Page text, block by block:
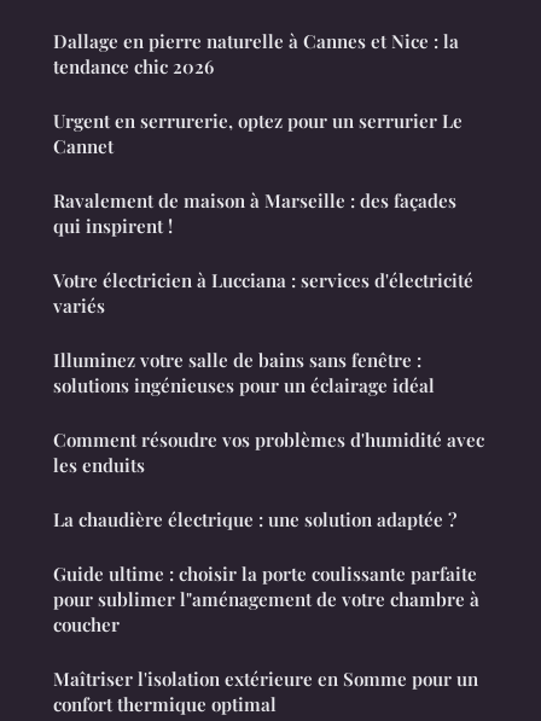
Dallage en pierre naturelle à Cannes et Nice : la
tendance chic 2026
Urgent en serrurerie, optez pour un serrurier Le
Cannet
Ravalement de maison à Marseille : des façades
qui inspirent !
Votre électricien à Lucciana : services d'électricité
variés
Illuminez votre salle de bains sans fenêtre :
solutions ingénieuses pour un éclairage idéal
Comment résoudre vos problèmes d'humidité avec
les enduits
La chaudière électrique : une solution adaptée ?
Guide ultime : choisir la porte coulissante parfaite
pour sublimer l"aménagement de votre chambre à
coucher
Maîtriser l'isolation extérieure en Somme pour un
confort thermique optimal